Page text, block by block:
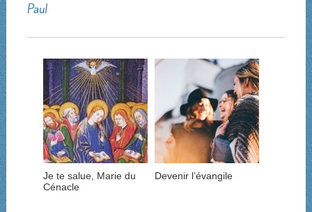
Paul
Je te salue, Marie du
Cénacle
Devenir l’évangile